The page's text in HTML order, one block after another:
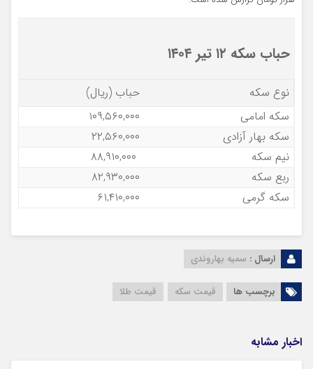
حباب سکه ۱۲ تیر ۱۴۰۴
نوع سکه
حباب (ریال)
سکه امامی
۱۰۹,۵۶۰,۰۰۰
سکه بهار آزادی
۲۲,۵۶۰,۰۰۰
نیم سکه
ربع سکه
۸۲,۹۳۰,۰۰۰
سکه گرمی
۶۱,۴۱۰,۰۰۰
ارسال : سمیه بهاروندی
برچسب ها قیمت سکه قیمت طلا
اخبار مشابه